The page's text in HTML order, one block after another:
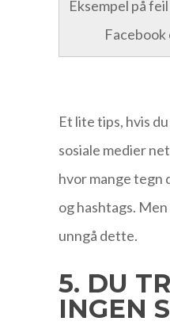
Eksempel på
Et lite tips, hvis
sosiale medier
hvor mange tegn
og hashtags.
unngå dette.
5. DU
INGEN